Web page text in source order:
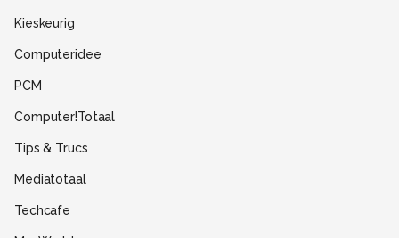
Kieskeurig
Computeridee
PCM
Computer!Totaal
Tips & Trucs
Mediatotaal
Techcafe